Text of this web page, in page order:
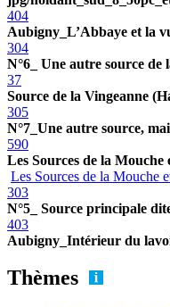
404
Aubigny_L’Abbaye et la
304
N°6_ Une autre source de
37
Source de la Vingeanne
305
N°7_Une autre source,
590
Les Sources de la Mouche
Les Sources de la Mouche
303
N°5_ Source principale
403
Aubigny_Intérieur du
Thèmes